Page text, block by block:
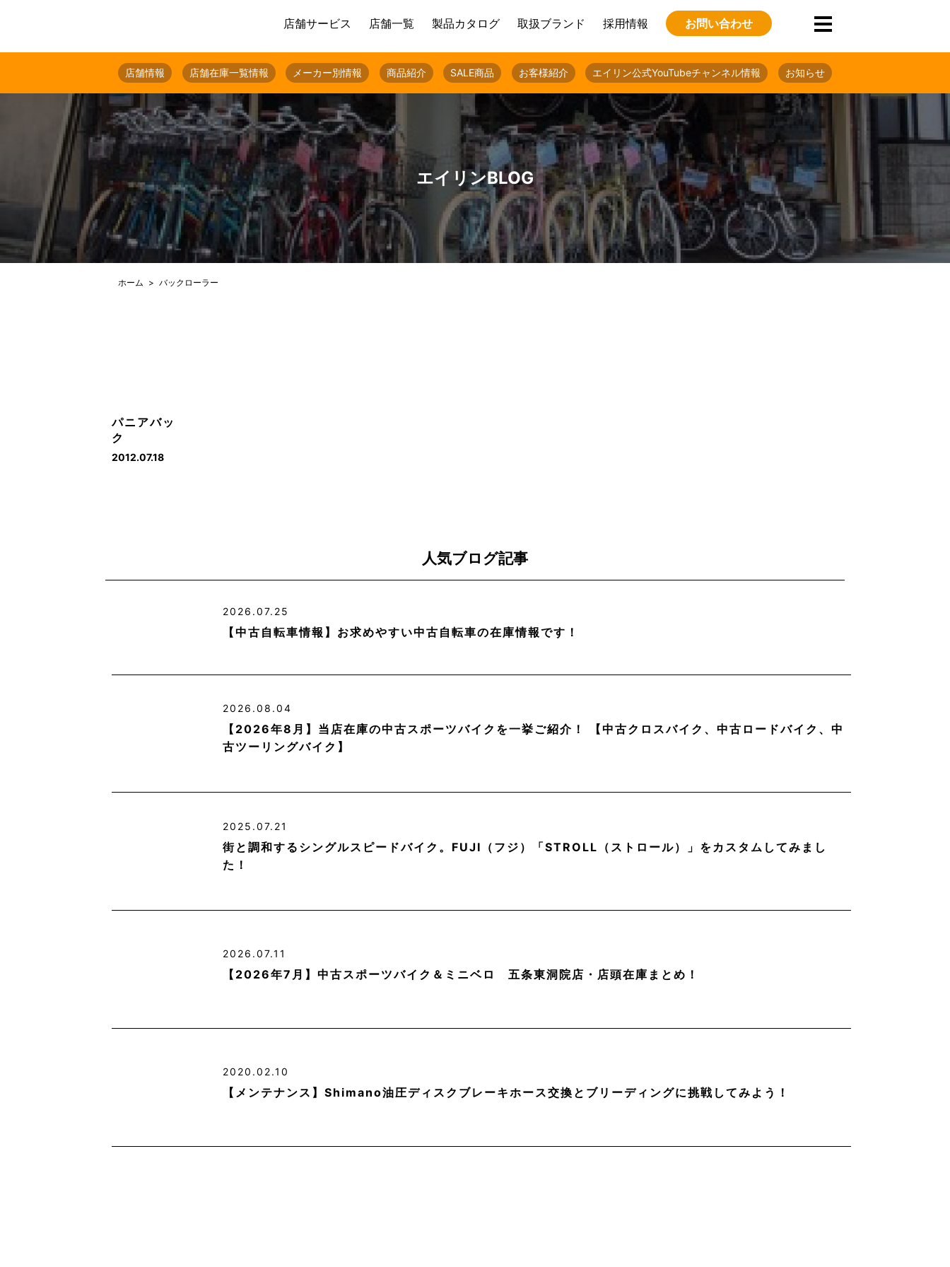
店舗サービス 店舗一覧 製品カタログ 取扱ブランド 採用情報 お問い合わせ
店舗情報 店舗在庫一覧情報 メーカー別情報 商品紹介 SALE商品 お客様紹介 エイリン公式YouTubeチャンネル情報 お知らせ
エイリンBLOG
ホーム バックローラー
パニアバッ
ク
2012.07.18
人気ブログ記事
2026.07.25
【中古自転車情報】お求めやすい中古自転車の在庫情報です！
2026.08.04
【2026年8月】当店在庫の中古スポーツバイクを一挙ご紹介！ 【中古クロスバイク、中古ロードバイク、中
古ツーリングバイク】
2025.07.21
街と調和するシングルスピードバイク。FUJI（フジ）「STROLL（ストロール）」をカスタムしてみまし
た！
2026.07.11
【2026年7月】中古スポーツバイク＆ミニベロ 五条東洞院店・店頭在庫まとめ！
2020.02.10
【メンテナンス】Shimano油圧ディスクブレーキホース交換とブリーディングに挑戦してみよう！